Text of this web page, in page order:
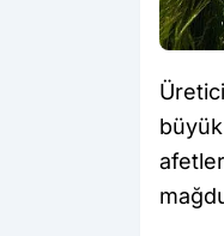
büyük